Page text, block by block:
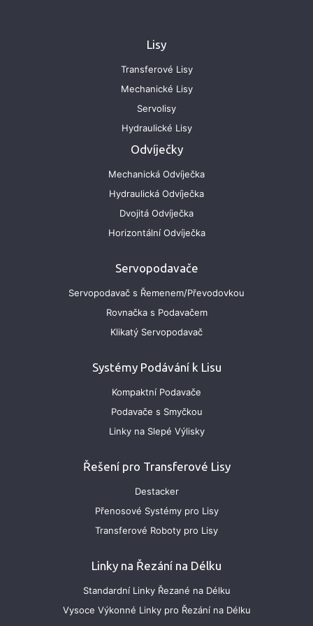
Lisy
Transferové Lisy
Mechanické Lisy
Servolisy
Hydraulické Lisy
Odvíječky
Mechanická Odvíječka
Hydraulická Odvíječka
Dvojitá Odvíječka
Horizontální Odvíječka
Servopodavače
Servopodavač s Řemenem/Převodovkou
Rovnačka s Podavačem
Klikatý Servopodavač
Systémy Podávání k Lisu
Kompaktní Podavače
Podavače s Smyčkou
Linky na Slepé Výlisky
Řešení pro Transferové Lisy
Destacker
Přenosové Systémy pro Lisy
Transferové Roboty pro Lisy
Linky na Řezání na Délku
Standardní Linky Řezané na Délku
Vysoce Výkonné Linky pro Řezání na Délku